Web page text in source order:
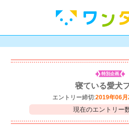
特別企画
寝ている愛犬
エントリー締切:2019年06
現在のエントリー